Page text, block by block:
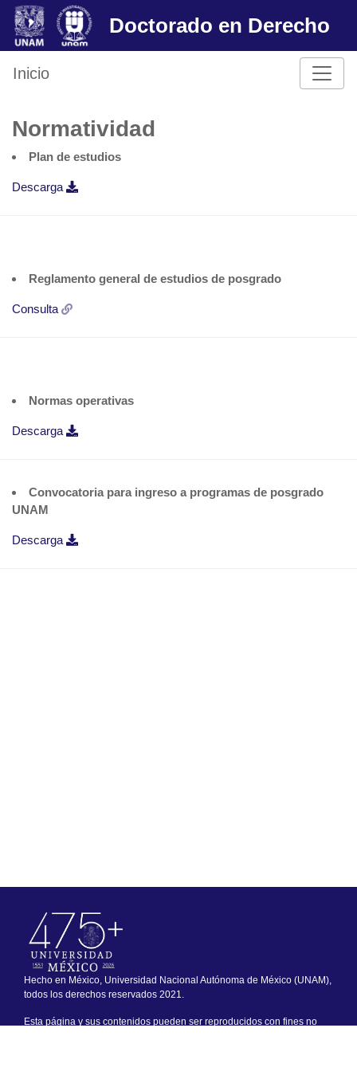
Skip
content
Doctorado en Derecho
Inicio
Normatividad
Plan de estudios
Descarga
Reglamento general de estudios de posgrado
Consulta
Normas operativas
Descarga
Convocatoria para ingreso a programas de posgrado
UNAM
Descarga
Hecho en México, Universidad Nacional Autónoma de México (UNAM),
todos los derechos reservados 2021.
Esta página y sus contenidos pueden ser reproducidos con fines no